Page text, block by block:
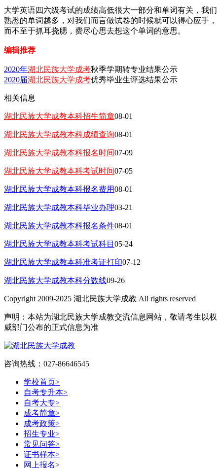
大学英语四六级考试的成绩高低很大一部分和单词有关，我们
熟悉的单词越多，对我们而言做试卷的时候就可以得心应手，
而不至于抓耳挠腮，费尽心思去想这个单词的意思。
编辑推荐
2020年湖北民族大学成考秋季学期转专业结果公示
2020届湖北民族大学成考优秀毕业生评选结果公示
相关信息
湖北民族大学成教本科招生简章08-01
湖北民族大学成教本科成绩查询08-01
湖北民族大学成教本科报名时间07-09
湖北民族大学成教本科考试时间07-05
湖北民族大学成教本科报名费用08-01
湖北民族大学成教本科毕业办理03-21
湖北民族大学成教本科报名条件08-01
湖北民族大学成教本科考试科目 05-24
湖北民族大学成教本科准考证打印07-12
湖北民族大学成教本科分数线09-26
Copyright 2009-2025 湖北民族大学成教 All rights reserved
声明：本站为湖北民族大学成教交流信息网站，敬请考生以权
威部门公布的正式信息为准
咨询热线：027-86646545
学校首页>
自考专升本>
自考大专>
成考简章>
成考政策>
招生专业>
常见问答>
证书样本>
网上报名>